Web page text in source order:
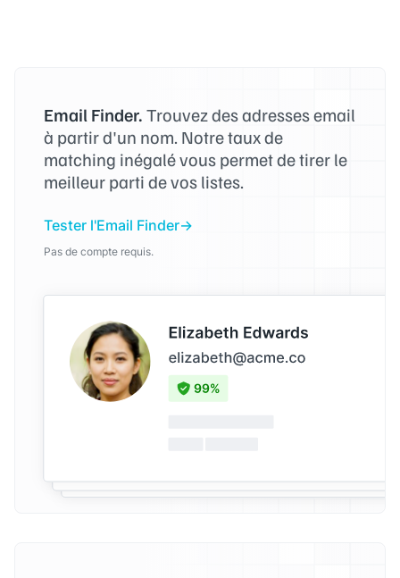
Email Finder. Trouvez des adresses email
à partir d'un nom. Notre taux de
matching inégalé vous permet de tirer le
meilleur parti de vos listes.
Tester l'Email Finder
Pas de compte requis.